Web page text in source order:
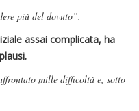
più del dovuto”.
assai complicata, ha
mille difficoltà e, sotto